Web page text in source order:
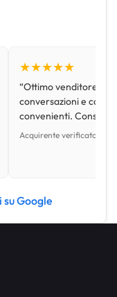
★★★★★
“Ottimo venditore,
conversazioni e con
convenienti.
Acquirente verificato •
Google